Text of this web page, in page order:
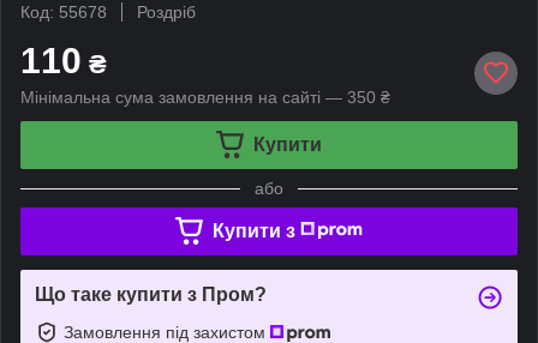
Код: 55678
Роздріб
110 ₴
Мінімальна сума замовлення на сайті — 350 ₴
Купити
або
Купити з
Що таке купити з Пром?
Замовлення під захистом